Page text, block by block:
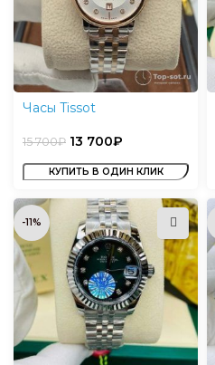
Часы Tissot
15 700₽ 13 700₽
КУПИТЬ В ОДИН КЛИК
-11%